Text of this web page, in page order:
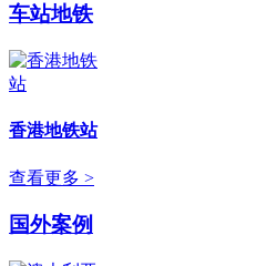
车站地铁
香港地铁站
查看更多 >
国外案例